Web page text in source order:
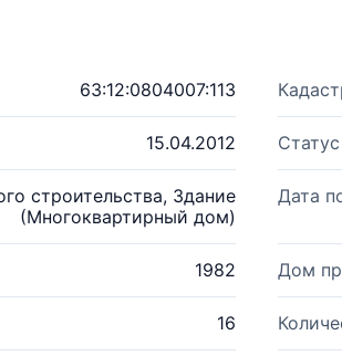
63:12:0804007:113
15.04.2012
строительства, Здание
(Многоквартирный дом)
Дата
1982 Дом
16